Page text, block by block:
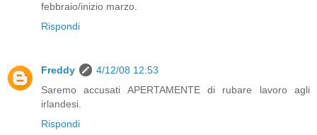
febbraio/inizio marzo.
Rispondi
Freddy
4/12/08 12:53
Saremo accusati APERTAMENTE di rubare lavoro agli
irlandesi.
Rispondi